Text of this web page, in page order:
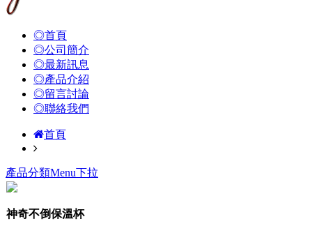
◎首頁
◎公司簡介
◎最新訊息
◎產品介紹
◎留言討論
◎聯絡我們
首頁
產品分類Menu下拉
神奇不倒保溫杯